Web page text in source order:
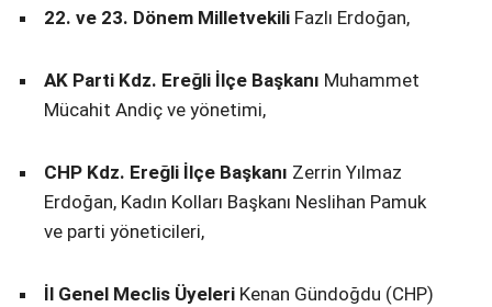
22. ve 23. Dönem Milletvekili Fazlı Erdoğan,
AK Parti Kdz. Ereğli İlçe Başkanı Muhammet
Mücahit Andiç ve yönetimi,
CHP Kdz. Ereğli İlçe Başkanı Zerrin Yılmaz
Erdoğan, Kadın Kolları Başkanı Neslihan Pamuk
ve parti yöneticileri,
İl Genel Meclis Üyeleri Kenan Gündoğdu (CHP)